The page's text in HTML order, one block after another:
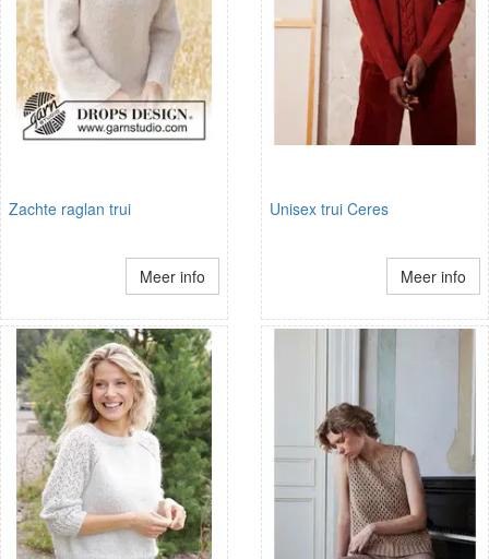
Zachte raglan trui
Meer info
Unisex trui Ceres
Meer info